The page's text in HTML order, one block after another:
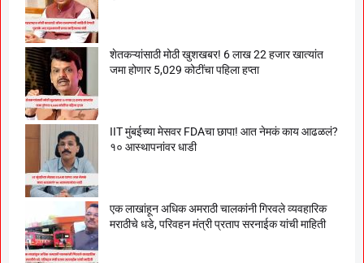
शेतकऱ्यांसाठी मोठी खुशखबर! 6 लाख 22 हजार खात्यांत
जमा होणार 5,029 कोटींचा पहिला हप्ता
IIT मुंबईच्या मेसवर FDAचा छापा! आत नेमकं काय आढळलं?
१० आस्थापनांवर धाडी
एक लाखांहून अधिक अमराठी चालकांनी गिरवले व्यवहारिक
मराठीचे धडे, परिवहन मंत्री प्रताप सरनाईक यांची माहिती